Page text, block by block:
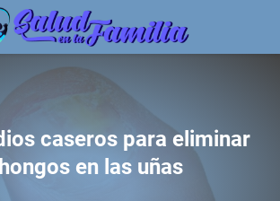
caseros para eliminar
en las uñas